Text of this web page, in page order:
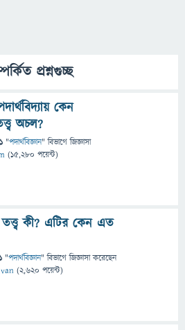
প্রশ্নগুচ্ছ
কেন
অচল?
"পদার্থবিজ্ঞান" বিভাগে জিজ্ঞাসা
(15,280 পয়েন্ট)
তত্ত্ব কী? এটির কেন এত
"পদার্থবিজ্ঞান" বিভাগে জিজ্ঞাসাকরেছেন
(2,620 পয়েন্ট)